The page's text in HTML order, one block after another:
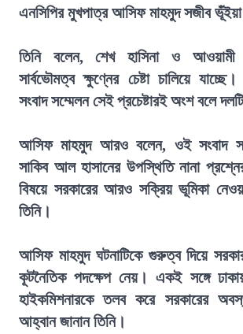
এনসিপির মুখপাত্র আসিফ মাহমুদ সজীব
তিনি বলেন, শেখ হাসিনা ও আওয়ামী
সার্বভৌমত্ব ক্ষুণ্নের চেষ্টা চালিয়ে
সংবাদ সম্মেলন সেই প্রচেষ্টারই অংশ বলে
আসিফ মাহমুদ আরও বলেন, ওই সংবাদ
সাকিব আল হাসানের উপস্থিতি নানা
বিষয়ে সরকারের আরও সক্রিয় ভূমিকা
তিনি।
আসিফ মাহমুদ ঘটনাটিকে গুরুত্ব দিয়ে
কূটনৈতিক পদক্ষেপ নেয়। একই সঙ্গে
হাইকমিশনারকে তলব করে সরকারের
আহ্বান জানান তিনি।